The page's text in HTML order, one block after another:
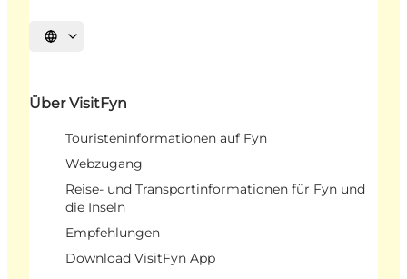
Sprache auswählen
Über VisitFyn
Touristeninformationen auf Fyn
Webzugang
Reise- und Transportinformationen für Fyn und
die Inseln
Empfehlungen
Download VisitFyn App